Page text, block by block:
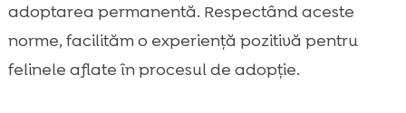
adoptarea permanentă. Respectând aceste
norme, facilităm o experiență pozitivă pentru
felinele aflate în procesul de adopție.